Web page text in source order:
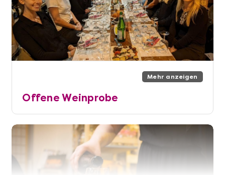
Mehr anzeigen
Offene Weinprobe